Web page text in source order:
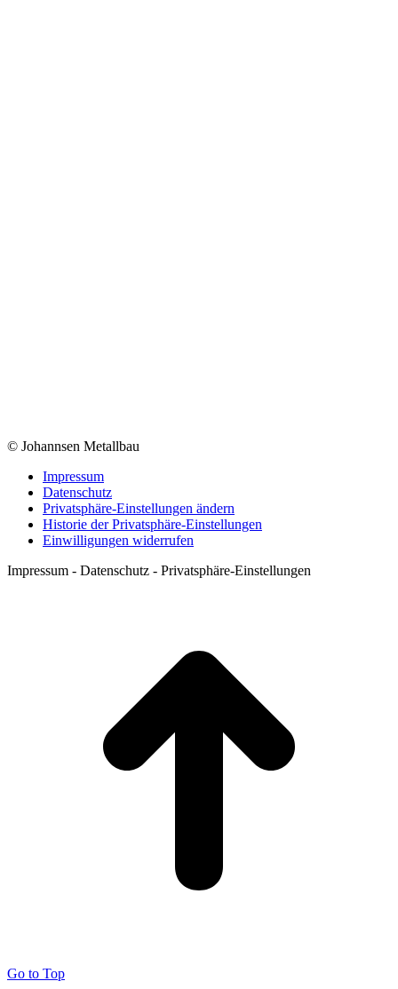
© Johannsen Metallbau
Impressum
Datenschutz
Privatsphäre-Einstellungen ändern
Historie der Privatsphäre-Einstellungen
Einwilligungen widerrufen
Impressum - Datenschutz - Privatsphäre-Einstellungen
Go to Top